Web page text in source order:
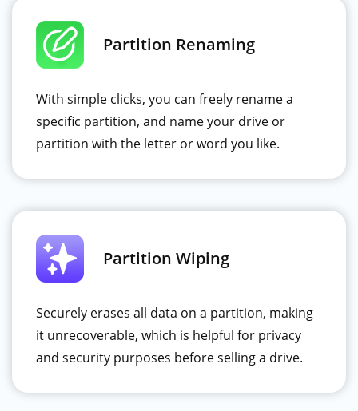
Partition Renaming
With simple clicks, you can freely rename a
specific partition, and name your drive or
partition with the letter or word you like.
Partition Wiping
Securely erases all data on a partition, making
it unrecoverable, which is helpful for privacy
and security purposes before selling a drive.